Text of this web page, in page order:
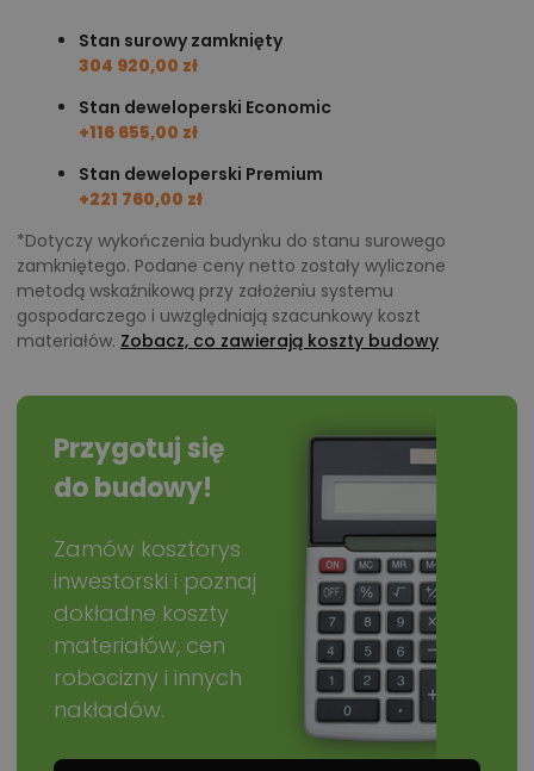
Stan surowy zamknięty
304 920,00 zł
Stan deweloperski Economic
+116 655,00 zł
Stan deweloperski Premium
+221 760,00 zł
*Dotyczy wykończenia budynku do stanu surowego
zamkniętego. Podane ceny netto zostały wyliczone
metodą wskaźnikową przy założeniu systemu
gospodarczego i uwzględniają szacunkowy koszt
materiałów. Zobacz, co zawierają koszty budowy
Przygotuj się
do budowy!
Zamów kosztorys
inwestorski i poznaj
dokładne koszty
materiałów, cen
robocizny i innych
nakładów.